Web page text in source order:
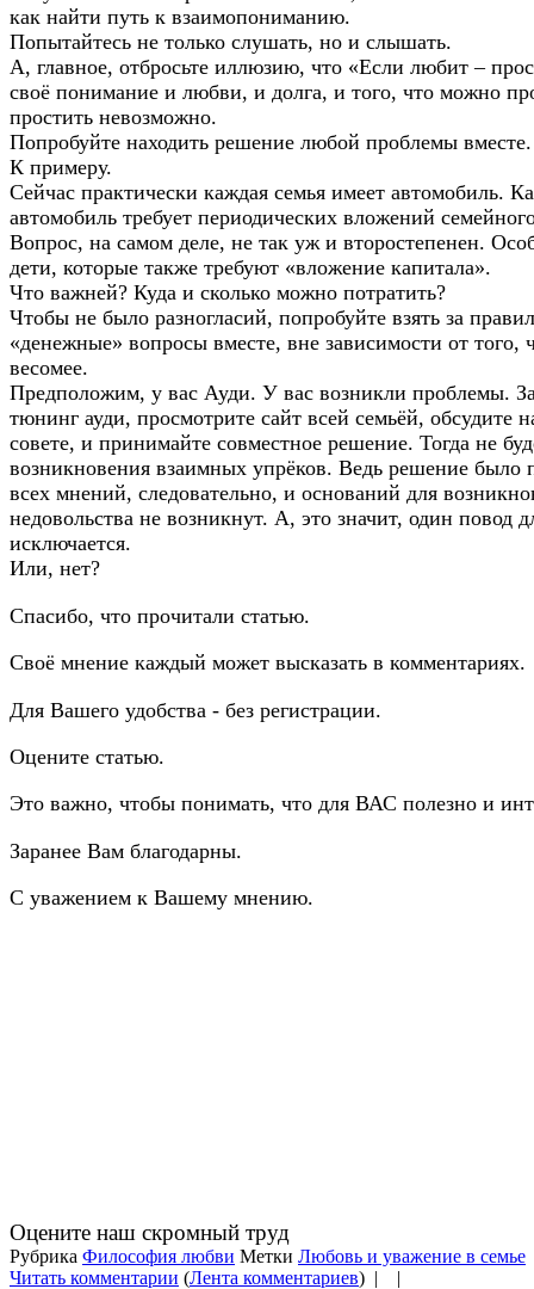
как найти путь к взаимопониманию.
Попытайтесь не только слушать, но и слышать.
А, главное, отбросьте иллюзию, что «Если любит –
своё понимание и любви, и долга, и того, что можно
простить невозможно.
Попробуйте находить решение любой проблемы вместе.
К примеру.
Сейчас практически каждая семья имеет автомобиль.
автомобиль требует периодических вложений
Вопрос, на самом деле, не так уж и второстепенен.
дети, которые также требуют «вложение капитала».
Что важней? Куда и сколько можно потратить?
Чтобы не было разногласий, попробуйте взять за
«денежные» вопросы вместе, вне зависимости от того,
весомее.
Предположим, у вас Ауди. У вас возникли проблемы.
тюнинг ауди, просмотрите сайт всей семьёй, обсудите
совете, и принимайте совместное решение. Тогда не
возникновения взаимных упрёков. Ведь решение было
всех мнений, следовательно, и оснований для
недовольства не возникнут. А, это значит, один повод
исключается.
Или, нет?
Спасибо, что прочитали статью.
Своё мнение каждый может высказать в комментариях.
Для Вашего удобства - без регистрации.
Оцените статью.
Это важно, чтобы понимать, что для ВАС полезно и
Заранее Вам благодарны.
С уважением к Вашему мнению.
Оцените наш скромный труд
Рубрика Философия любви Метки Любовь и уважение в семье
Читать комментарии (Лента комментариев) | |